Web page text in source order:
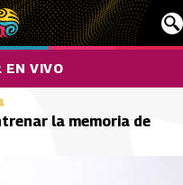
EN VIVO
la memoria de